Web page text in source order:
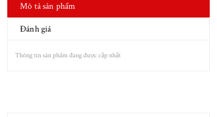
Mô tả sản phẩm
Đánh giá
Thông tin sản phẩm đang được cập nhật